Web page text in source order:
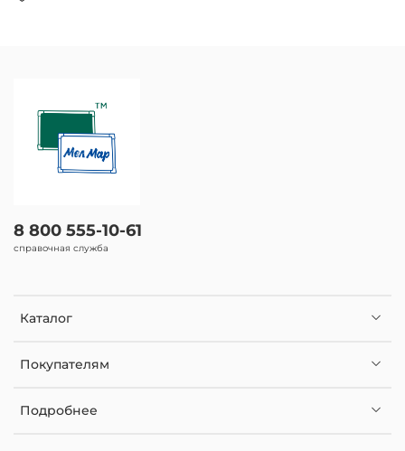
Каталог
Покупателям
Подробнее
8 800 555-10-61
справочная служба